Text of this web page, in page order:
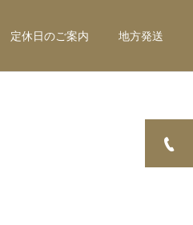
定休日のご案内 地方発送